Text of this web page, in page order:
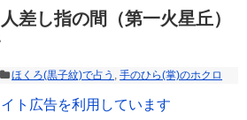
差し指の間（第一火星丘）
ほくろ(黒子紋)で占う ,手のひら(掌)のホクロ
ト広告を利用しています